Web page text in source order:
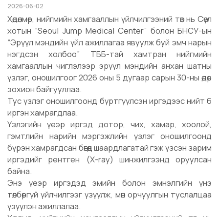
2026-06-02
Хөдөлмөр, нийгмийн хамгааллын үйлчилгээний төв нь Сөүл
хотын “Seoul Jump Medical Center” болон БНСУ-ын
“Эрүүл мэндийн үйл ажиллагаа явуулж буй эмч нарын
нэгдсэн холбоо” ТББ-тай хамтран нийгмийн
хамгааллын чиглэлээр эрүүл мэндийн анхан шатны
үзлэг, оношилгоог 2026 оны 5 дугаар сарын 30-ны өдөр
зохион байгууллаа.
Тус үзлэг оношилгоонд бүртгүүлсэн иргэдээс нийт 6
иргэн хамрагдлаа.
Үзлэгийн үеэр иргэд дотор, чих, хамар, хоолой,
гэмтлийн нарийн мэргэжлийн үзлэг оношилгоонд
бүрэн хамрагдсан бөгөөд шаардлагатай гэж үзсэн зарим
иргэдийг рентген (X-ray) шинжилгээнд оруулсан
байна.
Энэ үеэр иргэдэд эмийн болон эмнэлгийн үнэ
төлбөргүй үйлчилгээг үзүүлж, мөн орчуулгын туслалцаа
үзүүлэн ажиллалаа.